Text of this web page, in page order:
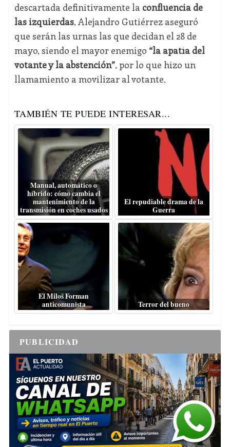
descartada definitivamente la confluencia de
las izquierdas, Alejandro Gutiérrez aseguró
que serán las urnas las que decidan el 28 de
mayo, siendo el mayor enemigo “la apatía del
votante y la abstención”, por lo que hizo un
llamamiento a movilizar al votante.
TAMBIÉN TE PUEDE INTERESAR...
Manual, automático o
híbrido: cómo cambia el
mantenimiento de la
transmisión en coches usados
El repudiable drama de la
Guerra
El Miloš Forman
anticomunista
Terror del bueno
PUBLICIDAD